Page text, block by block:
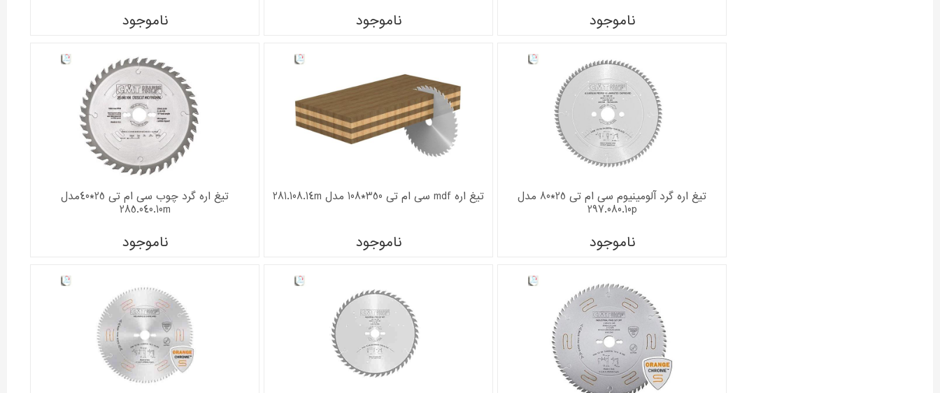
ناموجود ناموجود ناموجود
تیغ اره گرد آلومینیوم سی ام تی 25*80 مدل
297.080.10p
ناموجود
تیغ اره mdf سی ام تی 350*108 مدل 281.108.14m
ناموجود
تیغ اره گرد چوب سی ام تی 25*40مدل
285.040.10m
ناموجود